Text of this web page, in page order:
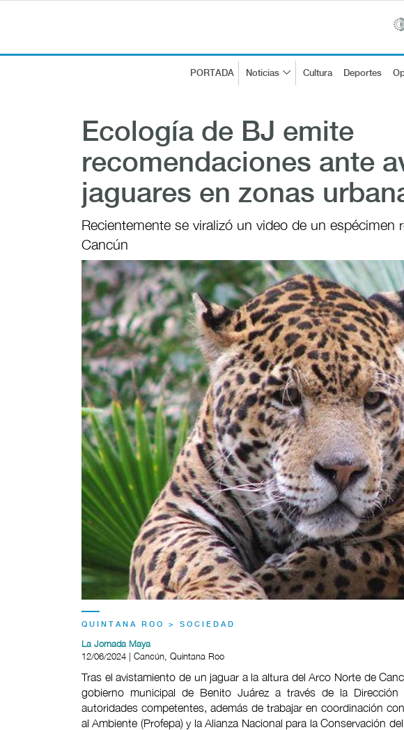
PORTADA Noticias Cultura Deportes
Ecología de BJ emite
recomendaciones ante
jaguares en zonas
Recientemente se viralizó un video de un espécimen
Cancún
QUINTANA ROO > SOCIEDAD
La Jornada Maya
12/06/2024 | Cancún, Quintana Roo
Tras el avistamiento de un jaguar a la altura del Arco Norte de
gobierno municipal de Benito Juárez a través de la
autoridades competentes, además de trabajar en coordinación
al Ambiente (Profepa) y la Alianza Nacional para la Conservación